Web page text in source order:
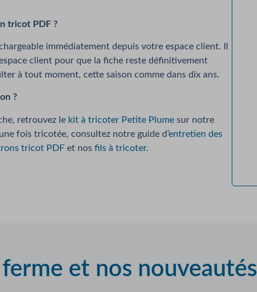
tricot PDF ?
immédiatement depuis votre espace client. Il
client pour que la fiche reste définitivement
à tout moment, cette saison comme dans dix ans.
?
retrouvez le kit à tricoter Petite Plumesur notre
fois tricotée, consultez notre guide d’entretien des
tricot PDFet nos fils à tricoter.
et nos nouveautés